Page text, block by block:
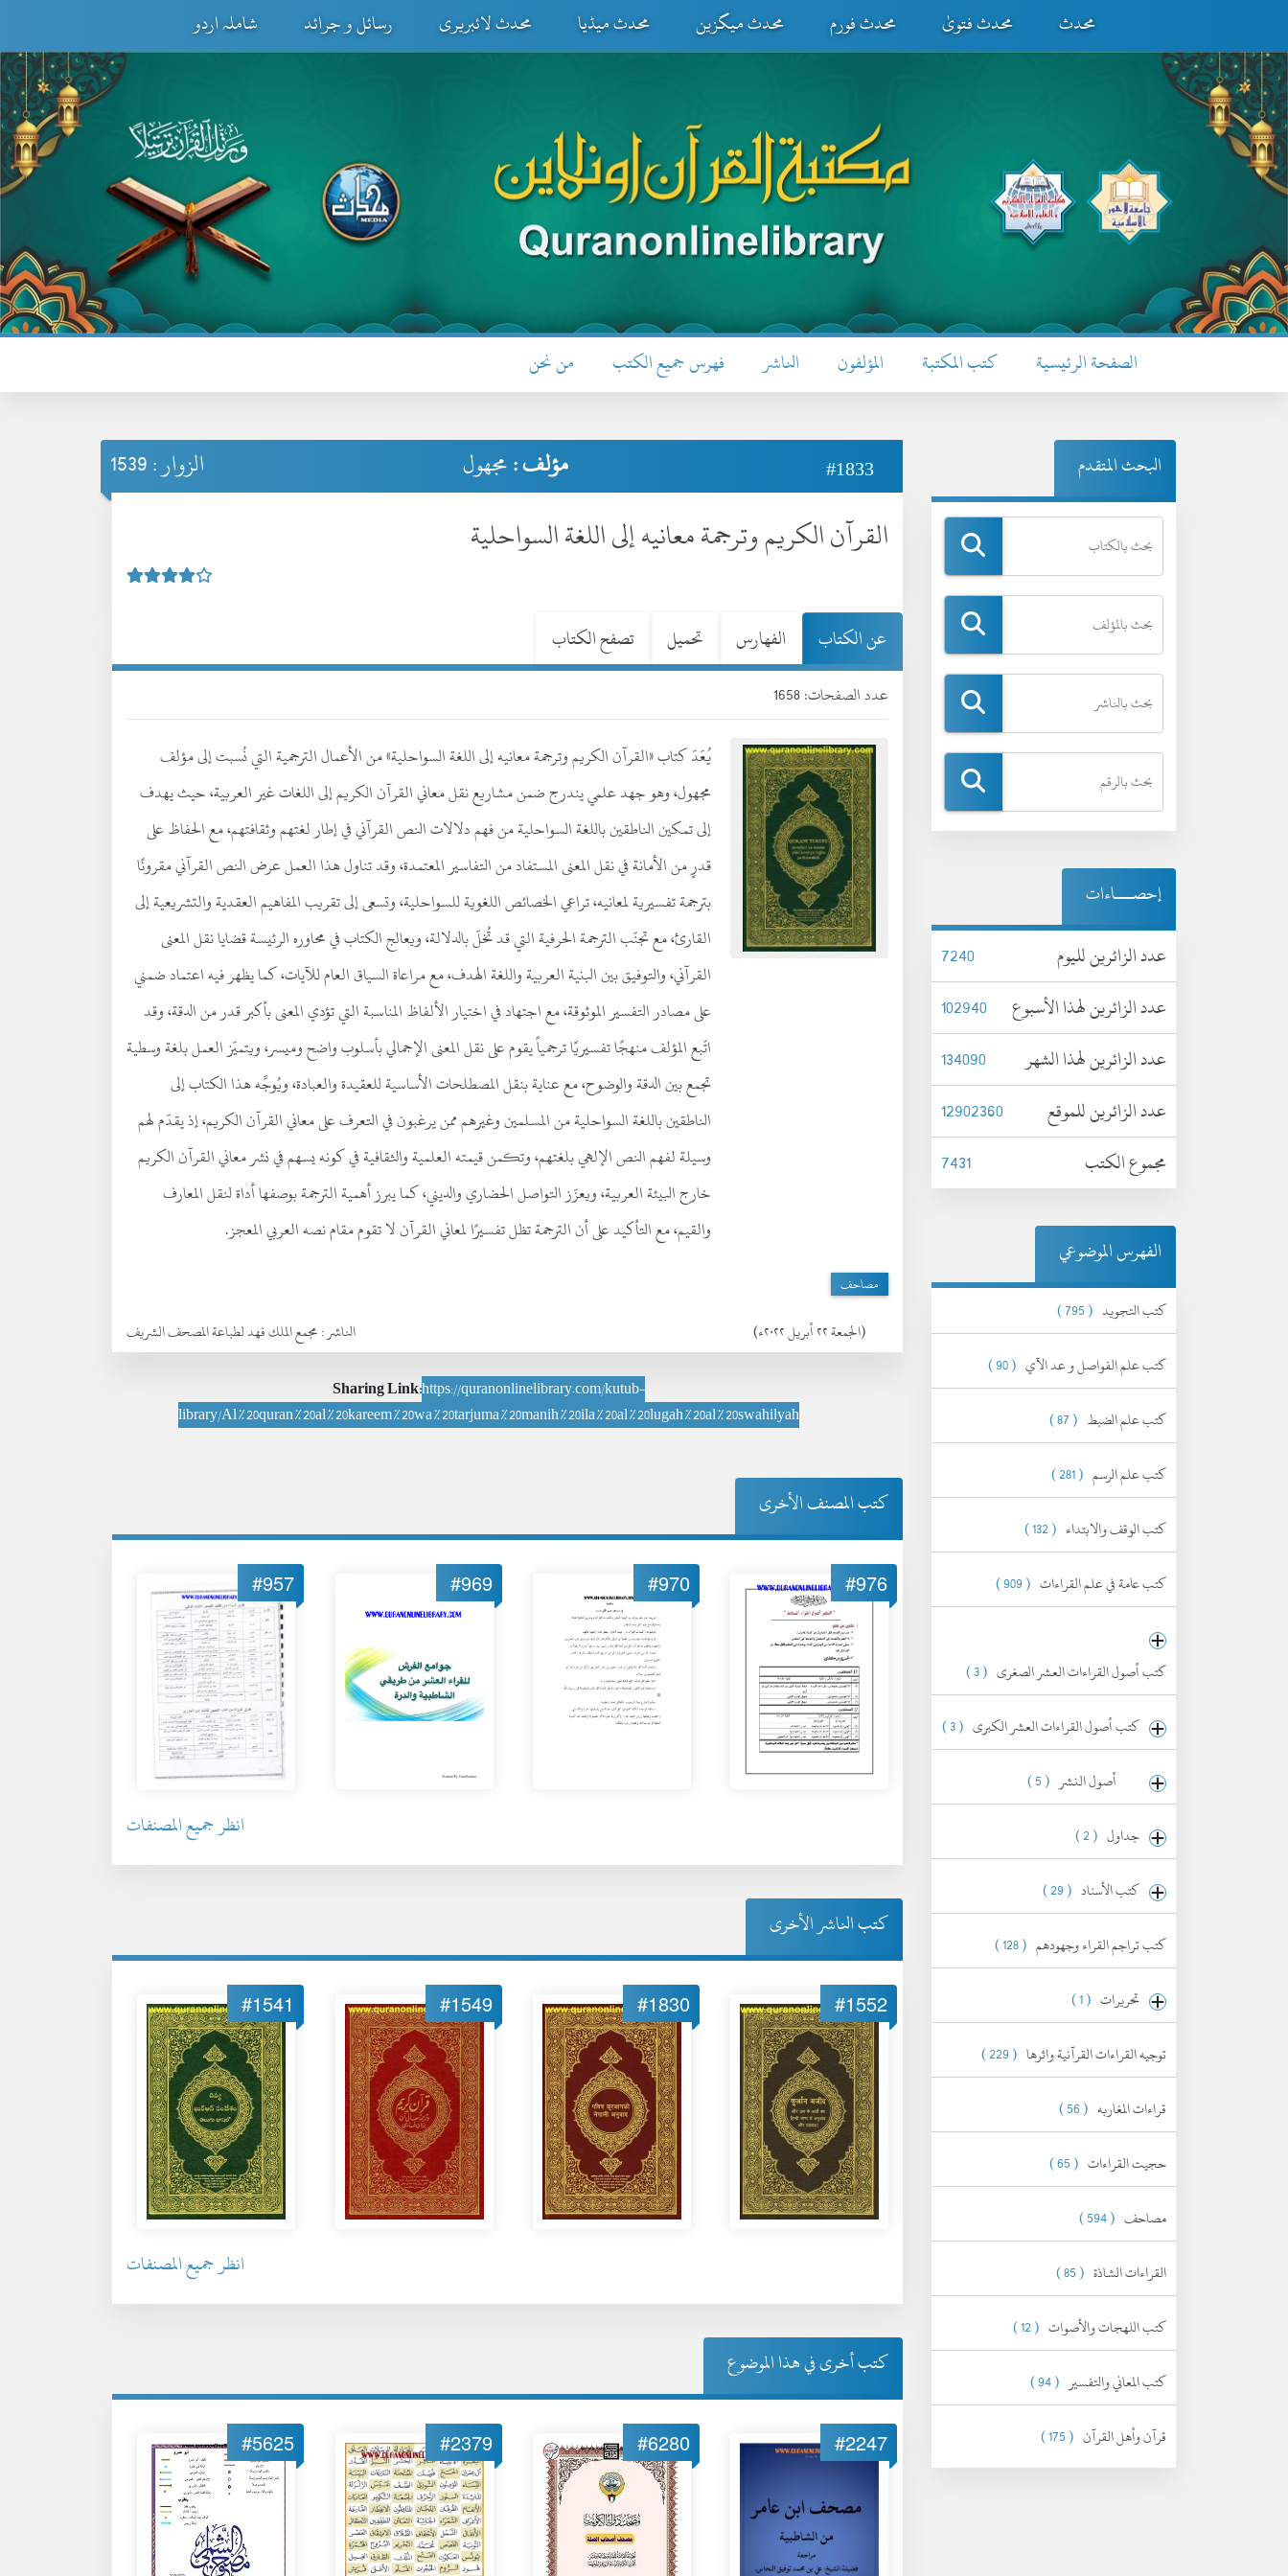
محدث محدث فتویٰ محدث فورم محدث میگزین محدث میڈیا محدث لائبریری رسائل و جرائد شاملہ اردو
الصفحة الرئيسية كتب المكتبة المؤلفون الناشر فهرس جميع الكتب من نحن
#1833 مؤلف :مجهول الزوار : 1539
القرآن الكريم وترجمة معانيه إلى اللغة السواحلية
عن الكتاب الفهارس تحميل تصفح الكتاب
عدد الصفحات: 1658
(الجمعة ٢٢ أبريل ٢٠٢٢ء) الناشر :مجمع الملك فهد لطباعة المصحف الشريف
يُعَدّ كتاب «القرآن الكريم وترجمة معانيه إلى اللغة السواحلية» من الأعمال الترجمية التي نُسبت إلى مؤلف
مجهول، وهو جهد علمي يندرج ضمن مشاريع نقل معاني القرآن الكريم إلى اللغات غير العربية، حيث يهدف
إلى تمكين الناطقين باللغة السواحلية من فهم دلالات النص القرآني في إطار لغتهم وثقافتهم، مع الحفاظ على
قدرٍ من الأمانة في نقل المعنى المستفاد من التفاسير المعتمدة، وقد تناول هذا العمل عرض النص القرآني مقرونًا
بترجمة تفسيرية لمعانيه، تراعي الخصائص اللغوية للسواحلية، وتسعى إلى تقريب المفاهيم العقدية والتشريعية إلى
القارئ، مع تجنّب الترجمة الحرفية التي قد تُخلّ بالدلالة، ويعالج الكتاب في محاوره الرئيسة قضايا نقل المعنى
القرآني، والتوفيق بين البنية العربية واللغة الهدف، مع مراعاة السياق العام للآيات، كما يظهر فيه اعتماد ضمني
على مصادر التفسير الموثوقة، مع اجتهاد في اختيار الألفاظ المناسبة التي تؤدي المعنى بأكبر قدر من الدقة، وقد
اتّبع المؤلف منهجًا تفسيريًا ترجمياً يقوم على نقل المعنى الإجمالي بأسلوب واضح وميسر، ويتميّز العمل بلغة وسطية
تجمع بين الدقة والوضوح، مع عناية بنقل المصطلحات الأساسية للعقيدة والعبادة، ويُوجَّه هذا الكتاب إلى
الناطقين باللغة السواحلية من المسلمين وغيرهم ممن يرغبون في التعرف على معاني القرآن الكريم، إذ يقدّم لهم
وسيلة لفهم النص الإلهي بلغتهم، وتكمن قيمته العلمية والثقافية في كونه يسهم في نشر معاني القرآن الكريم
خارج البيئة العربية، ويعزّز التواصل الحضاري والديني، كما يبرز أهمية الترجمة بوصفها أداة لنقل المعارف
والقيم، مع التأكيد على أن الترجمة تظل تفسيرًا لمعاني القرآن لا تقوم مقام نصه العربي المعجز.
مصاحف
Sharing Link:https://quranonlinelibrary.com/kutub-
library/Al%20quran%20al%20kareem%20wa%20tarjuma%20manih%20ila%20al%20lugah%20al%20swahilyah
كتب المصنف الأخرى
#957 #969 #970 #976
انظر جميع المصنفات
كتب الناشر الأخرى
#1541 #1549 #1830 #1552
انظر جميع المصنفات
كتب أخرى في هذا الموضوع
#5625 #2379 #6280 #2247
البحث المتقدم
إحصـــاءات
عدد الزائرين لليوم
7240
عدد الزائرين لهذا الأسبوع
102940
عدد الزائرين لهذا الشهر
134090
عدد الزائرين للموقع
12902360
مجموع الكتب
7431
الفهرس الموضوعي
كتب التجويد ( 795 )
كتب علم الفواصل و عد الآي ( 90 )
كتب علم الضبط ( 87 )
كتب علم الرسم ( 281 )
كتب الوقف والابتداء ( 132 )
كتب عامة في علم القراءات ( 909 )
كتب أصول القراءات العشر الصغرى ( 3 )
كتب أصول القراءات العشر الكبرى ( 3 )
أصول النشر ( 5 )
جداول ( 2 )
كتب الأسناد ( 29 )
كتب تراجم القراء وجهودهم ( 128 )
تحريرات ( 1 )
توجيه القراءات القرآنية واثرها ( 229 )
قراءات المغاربه ( 56 )
حجيت القراءات ( 65 )
مصاحف ( 594 )
القراءات الشاذة ( 85 )
كتب اللهجات والأصوات ( 12 )
كتب المعاني والتفسير ( 94 )
قرآن وأهل القرآن ( 175 )